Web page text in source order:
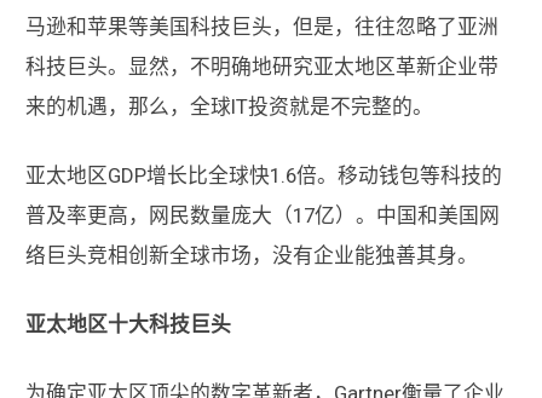
马逊和苹果等美国科技巨头，但是，往往忽略了亚洲
科技巨头。显然，不明确地研究亚太地区革新企业带
来的机遇，那么，全球IT投资就是不完整的。
亚太地区GDP增长比全球快1.6倍。移动钱包等科技的
普及率更高，网民数量庞大（17亿）。中国和美国网
络巨头竞相创新全球市场，没有企业能独善其身。
亚太地区十大科技巨头
为确定亚太区顶尖的数字革新者，Gartner衡量了企业